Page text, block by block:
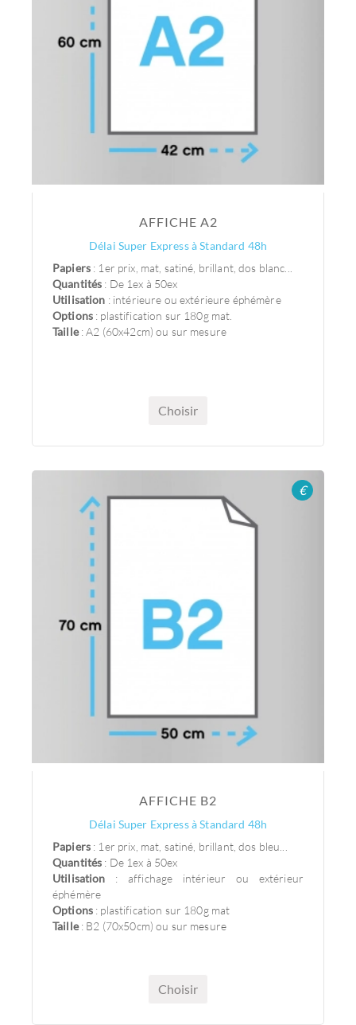
AFFICHE A2
Délai Super Express à Standard 48h
Papiers : 1er prix, mat, satiné, brillant, dos blanc...
Quantités : De 1ex à 50ex
Utilisation : intérieure ou extérieure éphémère
Options : plastification sur 180g mat.
Taille: A2 (60x42cm) ou sur mesure
Choisir
€
AFFICHE B2
Délai Super Express à Standard 48h
Papiers : 1er prix, mat, satiné, brillant, dos bleu...
Quantités : De 1ex à 50ex
Utilisation : affichage intérieur ou extérieur
éphémère
Options : plastification sur 180g mat
Taille: B2 (70x50cm) ou sur mesure
Choisir